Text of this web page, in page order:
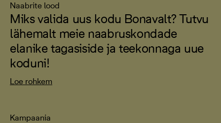
Naabrite lood
Miks valida uus kodu Bonavalt? Tutvu
lähemalt meie naabruskondade
elanike tagasiside ja teekonnaga uue
koduni!
Loe rohkem
Kampaania